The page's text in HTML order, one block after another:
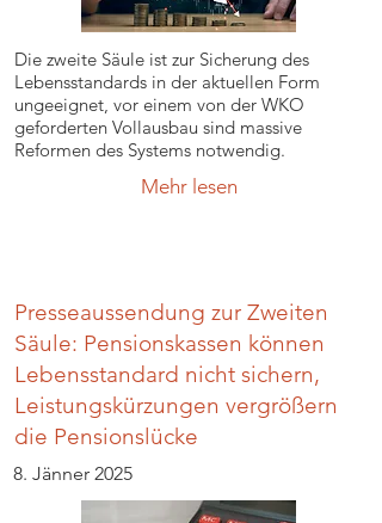
Die zweite Säule ist zur Sicherung des
Lebensstandards in der aktuellen Form
ungeeignet, vor einem von der WKO
geforderten Vollausbau sind massive
Reformen des Systems notwendig.
Mehr lesen
Presseaussendung zur Zweiten
Säule: Pensionskassen können
Lebensstandard nicht sichern,
Leistungskürzungen vergrößern
die Pensionslücke
8. Jänner 2025